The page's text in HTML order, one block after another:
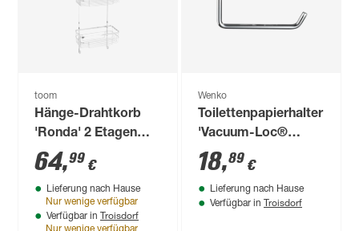
toom
Hänge-Drahtkorb
'Ronda' 2 Etagen
chromfarben
64,99 €
Lieferung nach Hause
Nur wenige verfügbar
Verfügbar in Troisdorf
Wenko
Toilettenpapierhalter
'Vacuum-Loc®
Milazzo' chrom 13,5
x 17,5 x 16 cm
18,89 €
Lieferung nach Hause
Verfügbar in Troisdorf